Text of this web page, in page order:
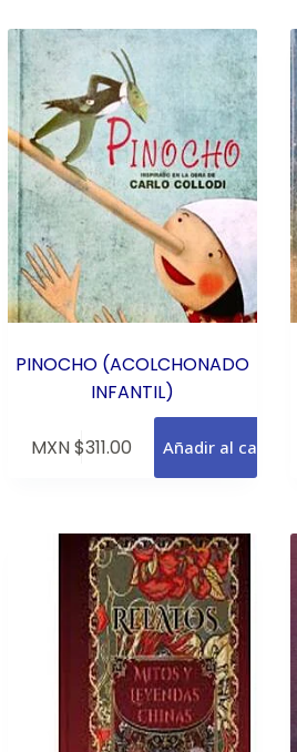
PINOCHO (ACOLCHONADO
INFANTIL)
MXN $311.00 Añadir al carrito